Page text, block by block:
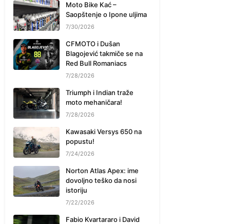
Moto Bike Kać –
Saopštenje o Ipone uljima
7/30/2026
CFMOTO i Dušan
Blagojević takmiče se na
Red Bull Romaniacs
7/28/2026
Triumph i Indian traže
moto mehaničara!
7/28/2026
Kawasaki Versys 650 na
popustu!
7/24/2026
Norton Atlas Apex: ime
dovoljno teško da nosi
istoriju
7/22/2026
Fabio Kvartararo i David